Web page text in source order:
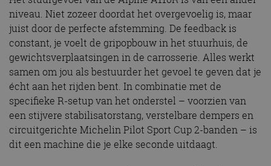
niveau. Niet zozeer doordat het overgevoelig is, maar
juist door de perfecte afstemming. De feedback is
constant, je voelt de gripopbouw in het stuurhuis, de
gewichtsverplaatsingen in de carrosserie. Alles werkt
samen om jou als bestuurder het gevoel te geven dat je
écht aan het rijden bent. In combinatie met de
specifieke R-setup van het onderstel – voorzien van
een stijvere stabilisatorstang, verstelbare dempers en
circuitgerichte Michelin Pilot Sport Cup 2-banden – is
dit een machine die je elke seconde uitdaagt.